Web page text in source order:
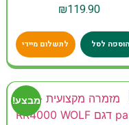
₪119.90
הוספה לסל לתשלום מיידי
מבצע!